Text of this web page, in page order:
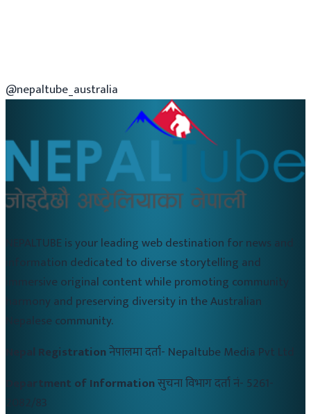
@nepaltube_australia
NEPALTUBE is your leading web destination for news and
information dedicated to diverse storytelling and
immersive original content while promoting community
harmony and preserving diversity in the Australian
Nepalese community.
Nepal Registrationनेपालमा दर्ता- Nepaltube Media Pvt Ltd
Department of Informationसुचना विभाग दर्ता नं- 5261-
2082/83